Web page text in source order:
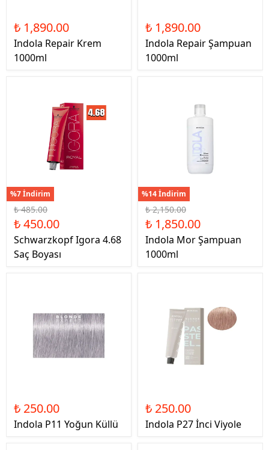
₺ 1,890.00
Indola Repair Krem
1000ml
₺ 1,890.00
Indola Repair Şampuan
1000ml
%7 İndirim
₺ 485.00
₺ 450.00
Schwarzkopf Igora 4.68
Saç Boyası
%14 İndirim
₺ 2,150.00
₺ 1,850.00
Indola Mor Şampuan
1000ml
₺ 250.00
Indola P11 Yoğun Küllü
₺ 250.00
Indola P27 İnci Viyole